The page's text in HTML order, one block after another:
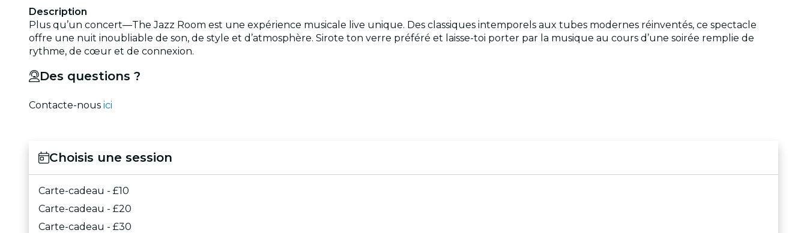
Description
Plus qu’un concert—The Jazz Room est une expérience musicale live unique. Des classiques intemporels aux tubes modernes réinventés, ce spectacle
offre une nuit inoubliable de son, de style et d’atmosphère. Sirote ton verre préféré et laisse-toi porter par la musique au cours d’une soirée remplie de
rythme, de cœur et de connexion.
Des questions ?
Contacte-nous ici
Choisis une session
Carte-cadeau - £10
Carte-cadeau - £20
Carte-cadeau - £30